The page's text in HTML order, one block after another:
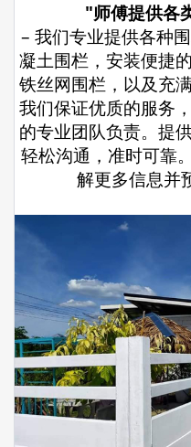
"师傅提供各
– 我们专业提供各种
凝土围栏，安装便捷
铁丝网围栏，以及充
我们保证优质的服务
的专业团队负责。提
轻松沟通，准时可靠
解更多信息并